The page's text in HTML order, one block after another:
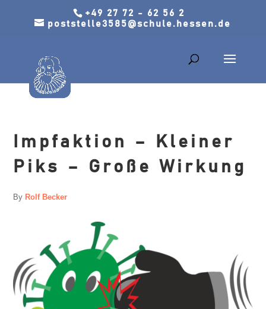
+49 27 72 - 62 56 2
poststelle3585@schule.hessen.de
Impfaktion – Kleiner
Piks – Große Wirkung
By Rolf Becker